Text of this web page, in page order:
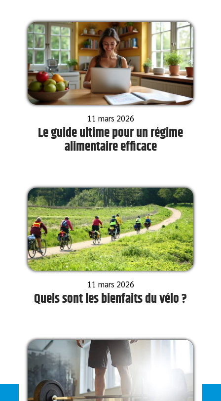
11 mars 2026
Le guide ultime pour un régime
alimentaire efficace
11 mars 2026
Quels sont les bienfaits du vélo ?